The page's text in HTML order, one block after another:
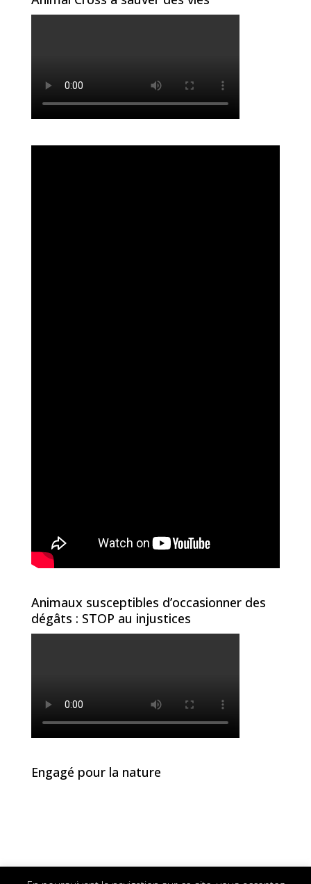
Animaux susceptibles d’occasionner des
dégâts : STOP au injustices
Engagé pour la nature